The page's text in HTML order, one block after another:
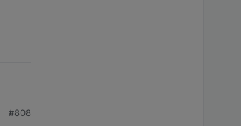
#808